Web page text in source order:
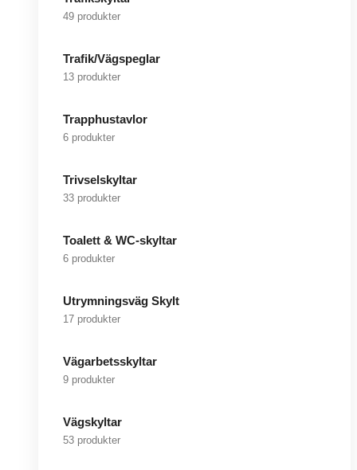
49 produkter
Trafik/Vägspeglar
13 produkter
Trapphustavlor
6 produkter
Trivselskyltar
33 produkter
Toalett & WC-skyltar
6 produkter
Utrymningsväg Skylt
17 produkter
Vägarbetsskyltar
9 produkter
Vägskyltar
53 produkter